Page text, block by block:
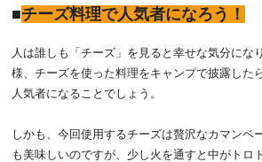
チーズ料理で人気者になろう！
人は誰しも「チーズ」を見ると幸せな気分にな
様、チーズを使った料理をキャンプで披露した
人気者になることでしょう。
しかも、今回使用するチーズは贅沢なカマンベ
も美味しいのですが、少し火を通すと中がトロ